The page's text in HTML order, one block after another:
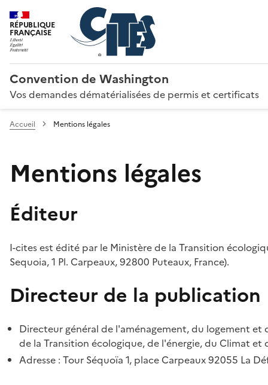
RÉPUBLIQUE
FRANÇAISE
Convention de Washington
Vos demandes dématérialisées de permis et certificats
Accueil Mentions légales
Mentions légales
Éditeur
I-cites est édité par le Ministère de la Transition
Sequoia, 1 Pl. Carpeaux, 92800 Puteaux, France).
Directeur de la publication
Directeur général de l'aménagement, du logement
de la Transition écologique, de l'énergie, du Climat et
Adresse : Tour Séquoïa 1, place Carpeaux 92055 La